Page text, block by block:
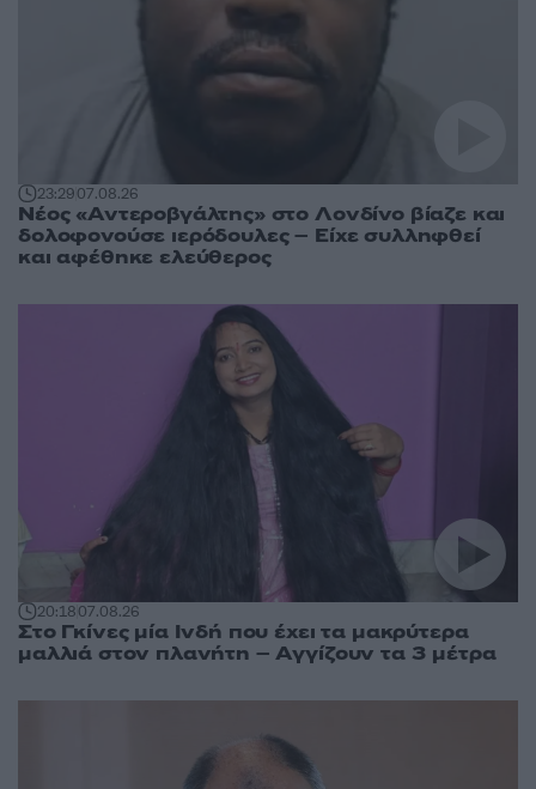
23:2907.08.26
Νέος «Αντεροβγάλτης» στο Λονδίνο βίαζε και
δολοφονούσε ιερόδουλες – Είχε συλληφθεί
και αφέθηκε ελεύθερος
20:1807.08.26
Στο Γκίνες μία Ινδή που έχει τα μακρύτερα
μαλλιά στον πλανήτη – Αγγίζουν τα 3 μέτρα